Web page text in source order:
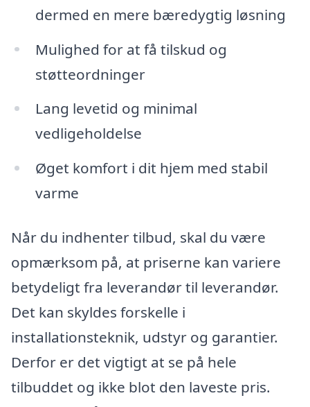
dermed en mere bæredygtig løsning
Mulighed for at få tilskud og
støtteordninger
Lang levetid og minimal
vedligeholdelse
Øget komfort i dit hjem med stabil
varme
Når du indhenter tilbud, skal du være
opmærksom på, at priserne kan variere
betydeligt fra leverandør til leverandør.
Det kan skyldes forskelle i
installationsteknik, udstyr og garantier.
Derfor er det vigtigt at se på hele
tilbuddet og ikke blot den laveste pris.